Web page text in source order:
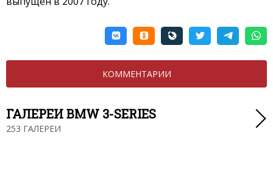
КОММЕНТАРИИ
ГАЛЕРЕИ BMW 3-SERIES
253 ГАЛЕРЕИ